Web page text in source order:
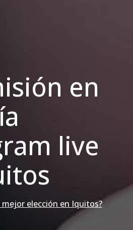
en
live
mejor elección en Iquitos?